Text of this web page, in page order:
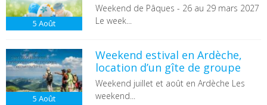
5 Août
Weekend de Pâques - 26 au 29 mars 2027
Le week...
5 Août
Weekend estival en Ardèche,
location d’un gîte de groupe
Weekend juillet et août en Ardèche Les
weekend...